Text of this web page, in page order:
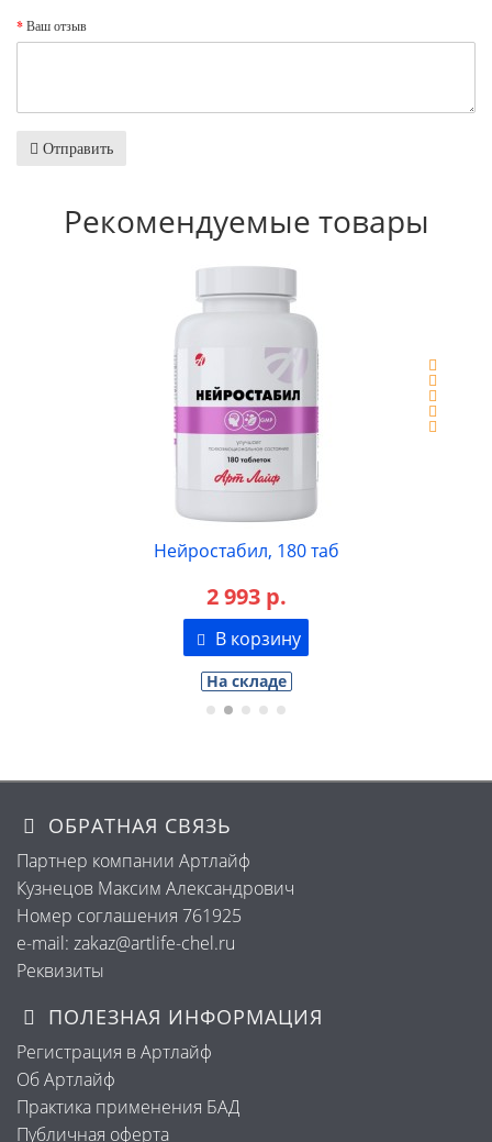
Ваш отзыв
Отправить
Рекомендуемые товары
ОБРАТНАЯ СВЯЗЬ
Партнер компании Артлайф
Кузнецов Максим Александрович
Номер соглашения 761925
e-mail: zakaz@artlife-chel.ru
Реквизиты
ПОЛЕЗНАЯ ИНФОРМАЦИЯ
Регистрация в Артлайф
Об Артлайф
Практика применения БАД
Публичная оферта